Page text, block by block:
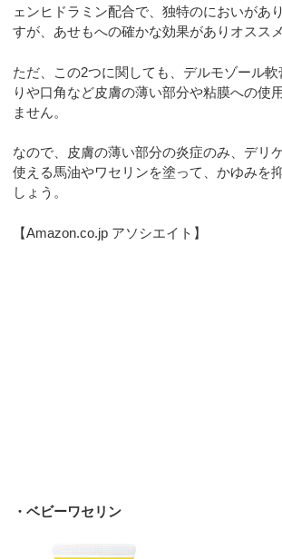
ェンヒドラミン配合で、独特のにおいがあ
すが、あせもへの確かな効果がありオススメ
ただ、この2つに関しても、デルモゾール
りや口角など皮膚の薄い部分や粘膜への使
ません。
なので、皮膚の薄い部分の炎症のみ、デリ
使える馬油やワセリンを塗って、かゆみを
しょう。
【Amazon.co.jp アソシエイト】
・ベビーワセリン